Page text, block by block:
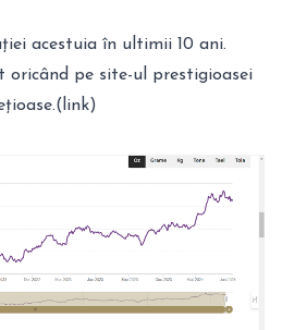
acestuia în ultimii 10 ani.
oricând pe site-ul prestigioasei